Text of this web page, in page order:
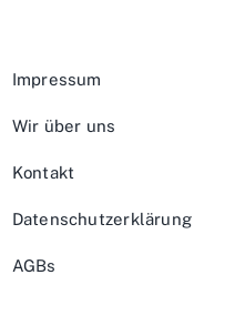
Impressum
Wir über uns
Kontakt
Datenschutzerklärung
AGBs